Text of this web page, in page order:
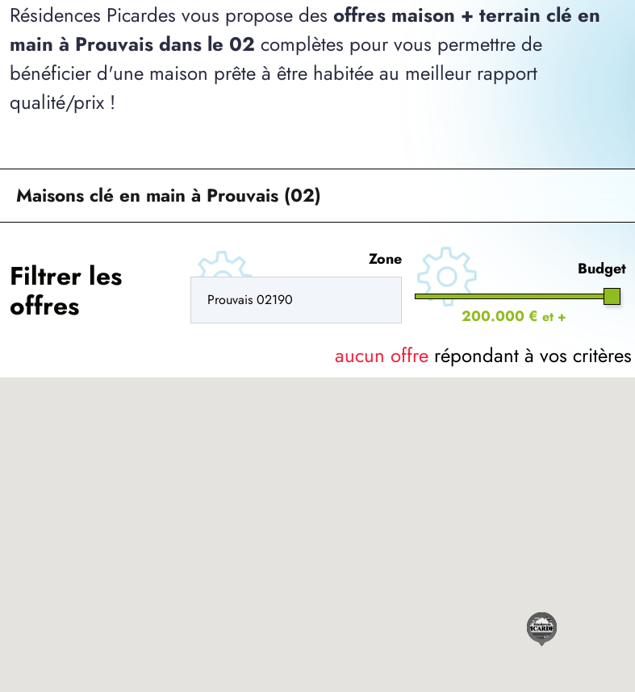
Résidences Picardes vous propose des offres maison + terrain clé en
main à Prouvais dans le 02 complètes pour vous permettre de
bénéficier d'une maison prête à être habitée au meilleur rapport
qualité/prix !
Maisons clé en main à Prouvais (02)
Filtrer les
offres
Zone Budget
200.000 € et +
aucun offre répondant à vos